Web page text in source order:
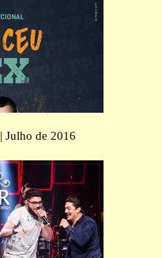
| Julho de 2016